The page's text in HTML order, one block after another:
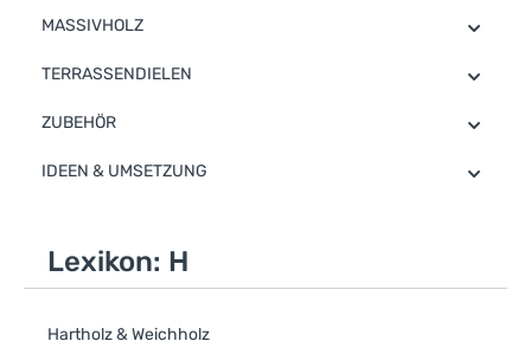
MASSIVHOLZ
TERRASSENDIELEN
ZUBEHÖR
IDEEN & UMSETZUNG
Lexikon: H
Hartholz & Weichholz